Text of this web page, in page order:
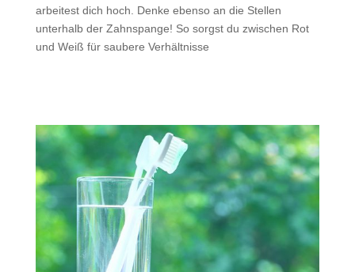
arbeitest dich hoch. Denke ebenso an die Stellen
unterhalb der Zahnspange! So sorgst du zwischen Rot
und Weiß für saubere Verhältnisse